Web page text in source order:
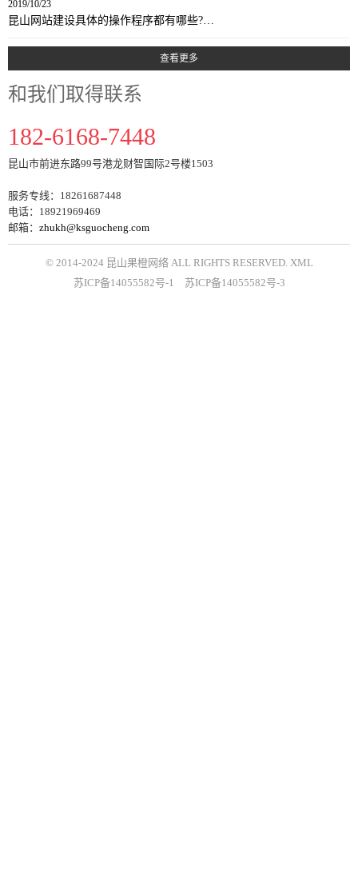
2019/10/23
昆山网站建设具体的操作程序都有哪些?…
查看更多
和我们取得联系
182-6168-7448
昆山市前进东路99号港龙财智国际2号楼1503
服务专线：18261687448
电话：18921969469
邮箱： zhukh@ksguocheng.com
© 2014-2024 昆山果橙网络 ALL RIGHTS RESERVED. XML
苏ICP备14055582号-1
苏ICP备14055582号-3